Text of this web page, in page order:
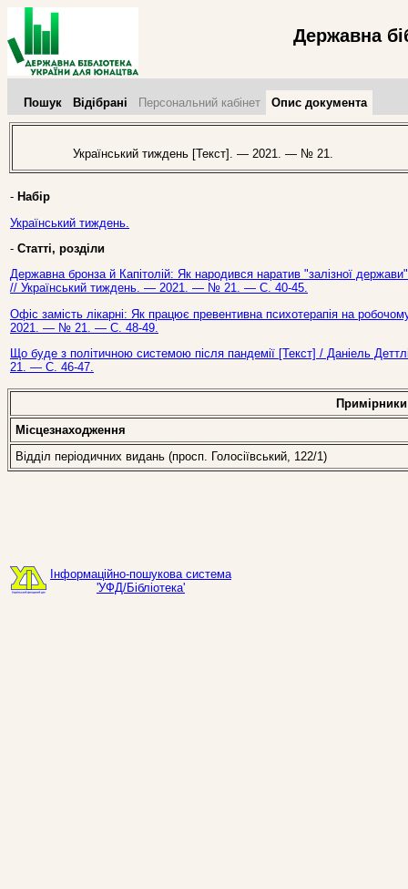
Державна
Пошук Відібрані Персональний кабінет Опис документа
Український тиждень [Текст]. — 2021. — № 21.
- Набір
Український тиждень.
- Статті, розділи
Державна бронза й Капітолій: Як народився наратив "залізної
// Український тиждень. — 2021. — № 21. — С. 40-45.
Офіс замість лікарні: Як працює превентивна психотерапія на
2021. — № 21. — С. 48-49.
Що буде з політичною системою після пандемії [Текст] / Даніель
21. — С. 46-47.
Примірники
Місцезнаходження
Відділ періодичних видань (просп. Голосіївський, 122/1)
Інформаційно-пошукова система
'УФД/Бібліотека'